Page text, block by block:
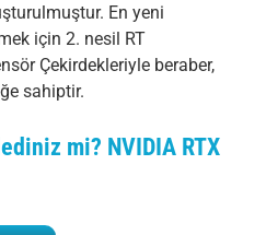
En yeni
için 2. nesil RT
Çekirdekleriyle beraber,
sahiptir.
mi? NVIDIA RTX